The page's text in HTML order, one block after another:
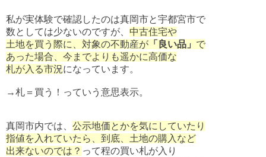
私が実体験で確認したのは真岡市と宇都宮市で
数としては少ないのですが、 中古住宅や
土地を買う際に、対象の不動産が 「良い品」 で
あった場合、今までよりも遥かに高価な
札が入る市況になっています。
→札＝買う！っていう意思表示。
真岡市内では、 公示地価とかを気にしていたり
指値を入れていたら、到底、土地の購入など
出来ないのでは？ って程の買い札が入り